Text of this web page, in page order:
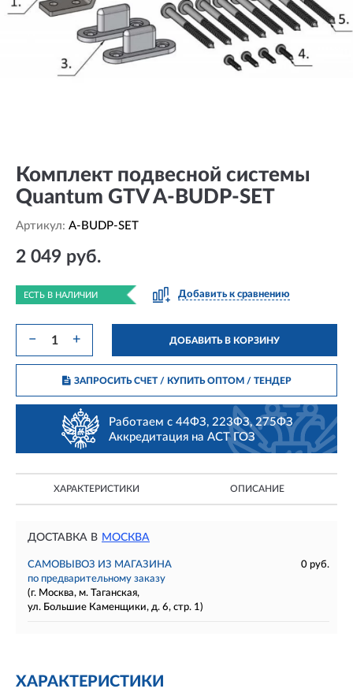
Комплект подвесной системы
Quantum GTV A-BUDP-SET
Артикул: A-BUDP-SET
2 049 руб.
ЕСТЬ В НАЛИЧИИ Добавить к сравнению
− + ДОБАВИТЬ В КОРЗИНУ
ЗАПРОСИТЬ СЧЕТ / КУПИТЬ ОПТОМ/ ТЕНДЕР
Работаем с 44ФЗ, 223ФЗ, 275ФЗ
Аккредитация на АСТ ГОЗ
ХАРАКТЕРИСТИКИ ОПИСАНИЕ
ДОСТАВКА В МОСКВА
САМОВЫВОЗ ИЗ МАГАЗИНА
0 руб.
по предварительному заказу
(г. Москва, м. Таганская,
ул. Большие Каменщики, д. 6, стр. 1)
ХАРАКТЕРИСТИКИ